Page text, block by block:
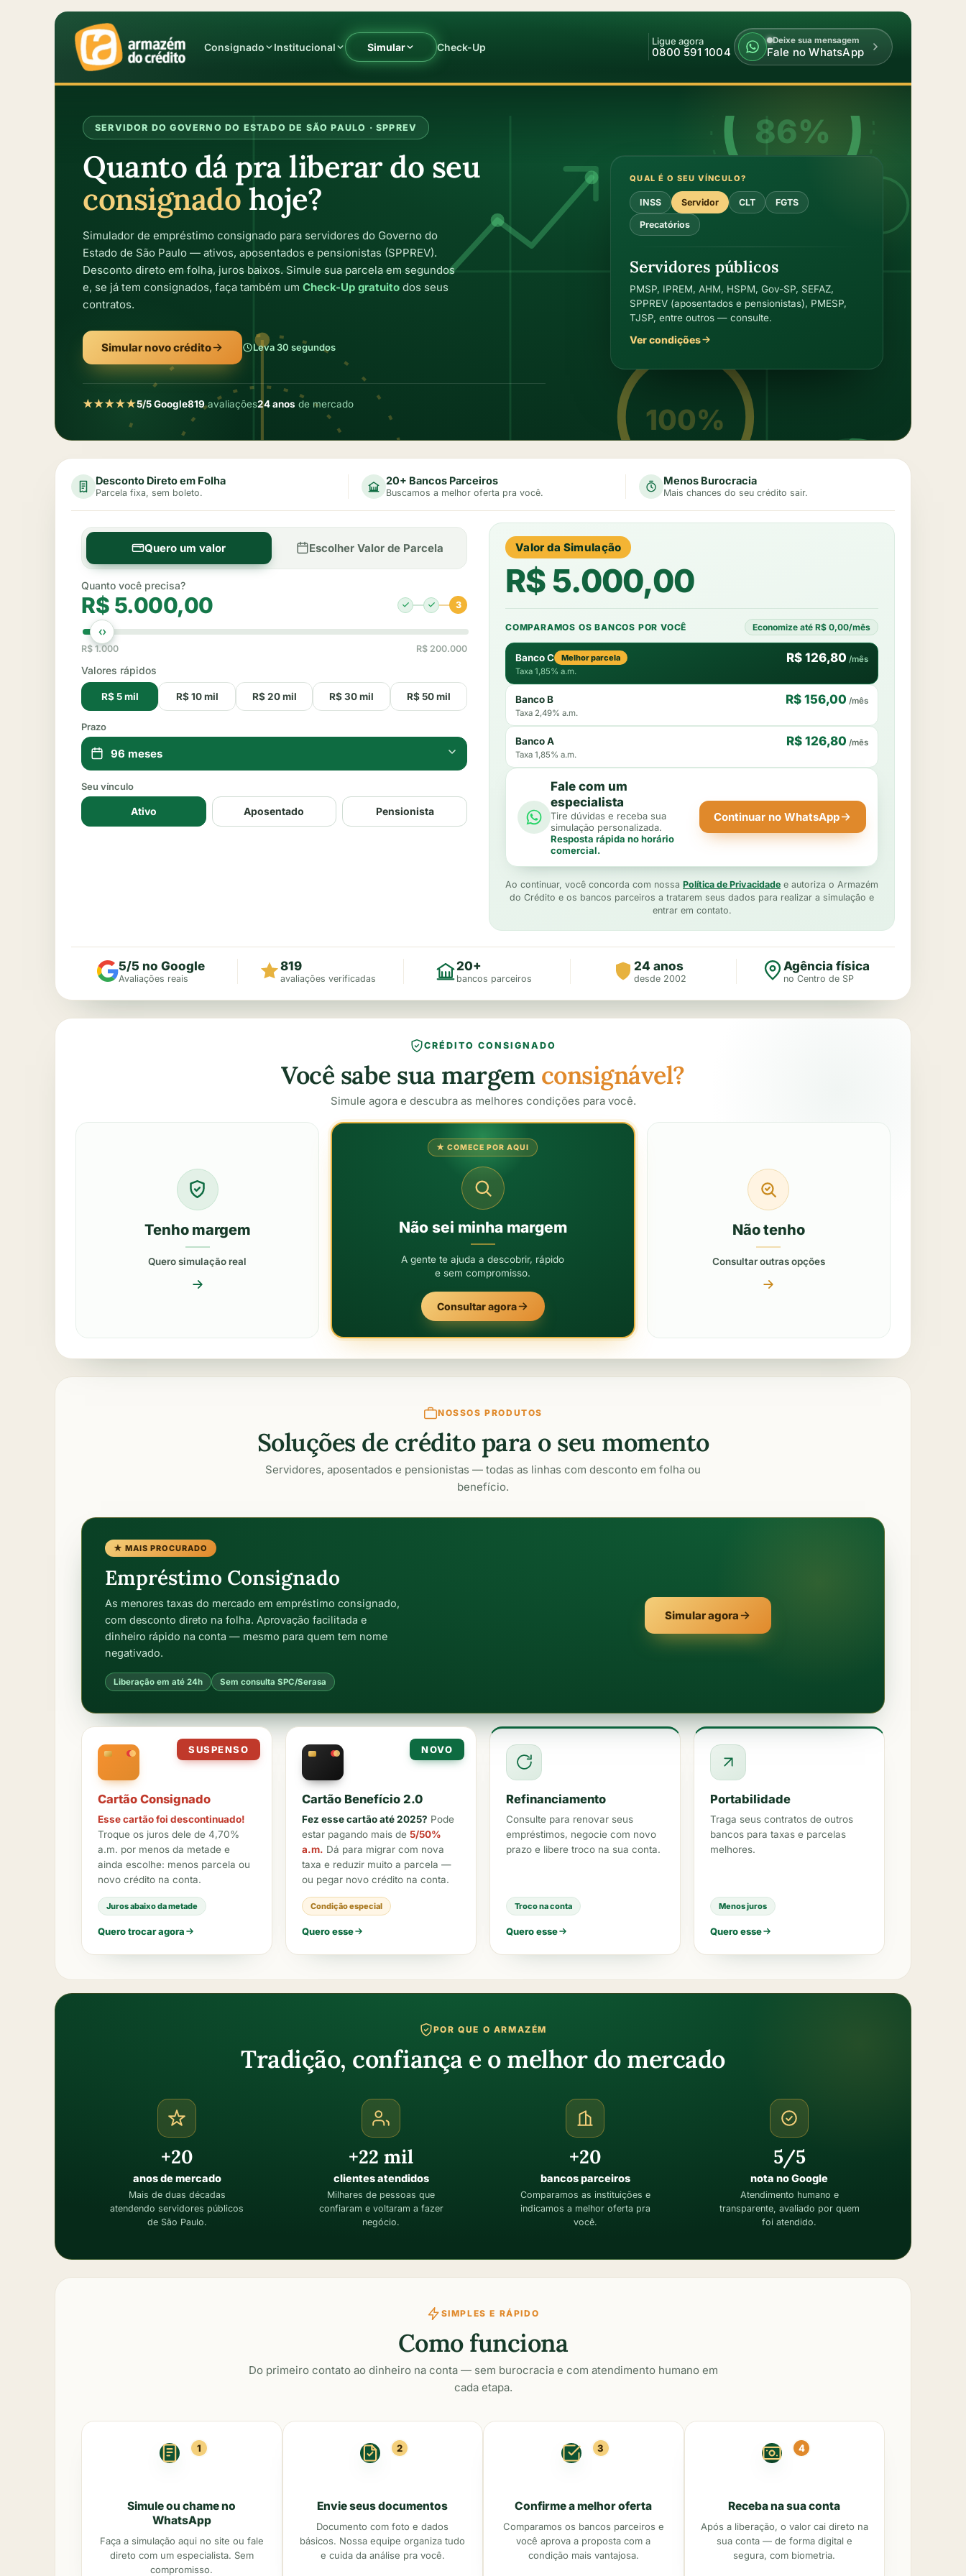
Consignado Institucional Simular Check-Up Ligue agora
0800 591 1004
Armazém do Crédito
Deixe sua mensagem
Fale no WhatsApp
86%
100%
20%
IA · ON
SERVIDOR DO GOVERNO DO ESTADO DE SÃO PAULO · SPPREV
Quanto dá pra liberar do seu
consignadohoje?
Simulador de empréstimo consignado para servidores do Governo do
Estado de São Paulo — ativos, aposentados e pensionistas (SPPREV).
Desconto direto em folha, juros baixos. Simule sua parcela em segundos
e, se já tem consignados, faça também um Check-Up gratuito dos seus
contratos.
Simular novo crédito Leva 30 segundos
★★★★★5/5 Google819avaliações24 anos de mercado
QUAL É O SEU VÍNCULO?
INSS Servidor CLT FGTS
Precatórios
Servidores públicos
PMSP, IPREM, AHM, HSPM, Gov-SP, SEFAZ,
SPPREV (aposentados e pensionistas), PMESP,
TJSP, entre outros — consulte.
Ver condições
Desconto Direto em Folha
Parcela fixa, sem boleto.
20+ Bancos Parceiros
Buscamos a melhor oferta pra você.
Menos Burocracia
Mais chances do seu crédito sair.
Quero um valor Escolher Valor de Parcela
Quanto você precisa?
R$ 5.000,00 3
R$ 1.000 R$ 200.000
Valores rápidos
R$ 5 mil R$ 10 mil R$ 20 mil R$ 30 mil R$ 50 mil
Prazo
Seu vínculo
Ativo Aposentado Pensionista
Valor da Simulação
R$5.000,00
COMPARAMOS OS BANCOS POR VOCÊ Economize até R$ 0,00/mês
Banco C Melhor parcela R$ 126,80 /mês
Taxa 1,85% a.m.
Banco B R$ 156,00 /mês
Taxa 2,49% a.m.
Banco A R$ 126,80 /mês
Taxa 1,85% a.m.
Fale com um
especialista
Tire dúvidas e receba sua
simulação personalizada.
Resposta rápida no horário
comercial.
Continuar no WhatsApp
Ao continuar, você concorda com nossa Política de Privacidade e autoriza o Armazém
do Crédito e os bancos parceiros a tratarem seus dados para realizar a simulação e
entrar em contato.
5/5 no Google
Avaliações reais
819
avaliações verificadas
20+
bancos parceiros
24 anos
desde 2002
Agência física
no Centro de SP
CRÉDITO CONSIGNADO
Você sabe sua margem consignável?
Simule agora e descubra as melhores condições para você.
Tenho margem
Quero simulação real
★ COMECE POR AQUI
Não sei minha margem
A gente te ajuda a descobrir, rápido
e sem compromisso.
Consultar agora
Não tenho
Consultar outras opções
NOSSOS PRODUTOS
Soluções de crédito para o seu momento
Servidores, aposentados e pensionistas — todas as linhas com desconto em folha ou
benefício.
★ MAIS PROCURADO
Empréstimo Consignado
As menores taxas do mercado em empréstimo consignado,
com desconto direto na folha. Aprovação facilitada e
dinheiro rápido na conta — mesmo para quem tem nome
negativado.
Liberação em até 24h Sem consulta SPC/Serasa
Simular agora
SUSPENSO
Cartão Consignado
Esse cartão foi descontinuado!
Troque os juros dele de 4,70%
a.m. por menos da metade e
ainda escolhe: menos parcela ou
novo crédito na conta.
Juros abaixo da metade
Quero trocar agora
NOVO
Cartão Benefício 2.0
Fez esse cartão até 2025? Pode
estar pagando mais de 5/50%
a.m. Dá para migrar com nova
taxa e reduzir muito a parcela —
ou pegar novo crédito na conta.
Condição especial
Quero esse
Refinanciamento
Consulte para renovar seus
empréstimos, negocie com novo
prazo e libere troco na sua conta.
Troco na conta
Quero esse
Portabilidade
Traga seus contratos de outros
bancos para taxas e parcelas
melhores.
Menos juros
Quero esse
POR QUE O ARMAZÉM
Tradição, confiança e o melhor do mercado
+20
anos de mercado
Mais de duas décadas
atendendo servidores públicos
de São Paulo.
+22 mil
clientes atendidos
Milhares de pessoas que
confiaram e voltaram a fazer
negócio.
+20
bancos parceiros
Comparamos as instituições e
indicamos a melhor oferta pra
você.
5/5
nota no Google
Atendimento humano e
transparente, avaliado por quem
foi atendido.
SIMPLES E RÁPIDO
Como funciona
Do primeiro contato ao dinheiro na conta — sem burocracia e com atendimento humano em
cada etapa.
1
Simule ou chame no
WhatsApp
Faça a simulação aqui no site ou fale
direto com um especialista. Sem
compromisso.
2
Envie seus documentos
Documento com foto e dados
básicos. Nossa equipe organiza tudo
e cuida da análise pra você.
3
Confirme a melhor oferta
Comparamos os bancos parceiros e
você aprova a proposta com a
condição mais vantajosa.
4
Receba na sua conta
Após a liberação, o valor cai direto na
sua conta — de forma digital e
segura, com biometria.